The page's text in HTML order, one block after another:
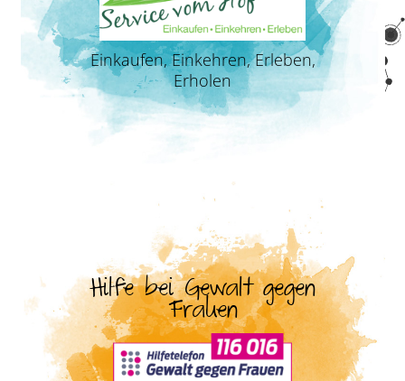
Einkaufen, Einkehren, Erleben,
Erholen
Hilfe bei Gewalt gegen
Frauen